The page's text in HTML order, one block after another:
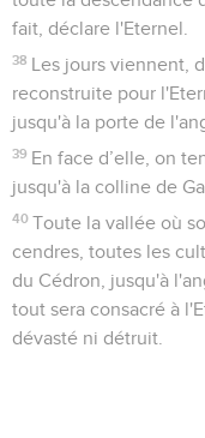
fait, déclare l'Eternel.
38 Les jours viennent,
reconstruite pour
jusqu'à la porte de
39 En face d’elle, on
jusqu'à la colline de
40 Toute la vallée où
cendres, toutes les
du Cédron, jusqu'à
tout sera consacré à
dévasté ni détruit.